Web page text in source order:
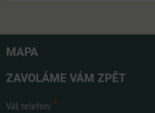
MAPA
ZAVOLÁME VÁM ZPĚT
Váš telefon: *